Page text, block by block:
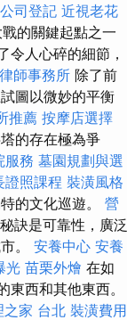
公司登記 近視老花
的關鍵起點之一
令人心碎的細節，
師事務所 除了前
圖以微妙的平衡
推薦 按摩店選擇
的存在極為爭
服務 墓園規劃與選
證照課程 裝潢風格
的文化巡遊。 營
訣是可靠性，廣泛
。 安養中心 安養
光 苗栗外燴 在如
西和其他東西。
之家 台北 裝潢費用